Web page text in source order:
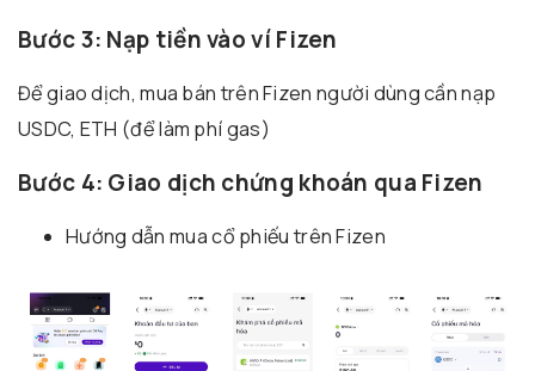
Bước 3: Nạp tiền vào ví Fizen
Để giao dịch, mua bán trên Fizen người dùng cần nạp
USDC, ETH (để làm phí gas)
Bước 4: Giao dịch chứng khoán qua Fizen
Hướng dẫn mua cổ phiếu trên Fizen